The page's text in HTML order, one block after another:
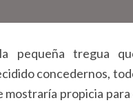
pequeña tregua
concedernos,
mostraría propicia